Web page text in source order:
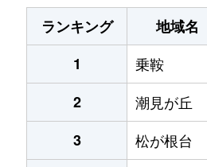
ランキング
地域名
1
乗鞍
2
潮見が丘
3
松が根台